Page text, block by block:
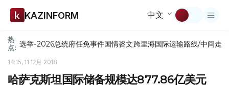
KAZINFORM 中文
热
点: 选举-2026总统府任免事件国情咨文跨里海国际运输路线/中间走廊
14:15, 11 12月 2018
哈萨克斯坦国际储备规模达877.86亿美元